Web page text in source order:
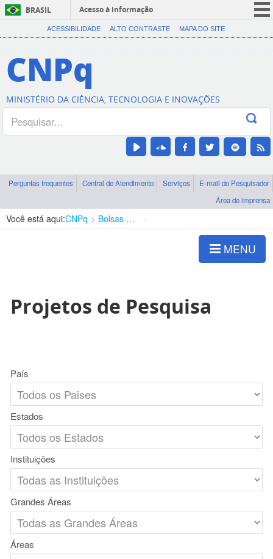
BRASIL
Acesso à informação
CORONAVÍRUS (COVID-19)
Canais
ACESSIBILIDADE ALTO CONTRASTE MAPA DO SITE
CNPq
MINISTÉRIO DA CIÊNCIA, TECNOLOGIA E INOVAÇÕES
Perguntas frequentes Central de Atendimento Serviços
E-mail do Pesquisador
Área de imprensa
Você está aqui:CNPq Bolsas e Auxílios Vigentes
MENU
Projetos de Pesquisa
País
Estados
Instituições
Grandes Áreas
Áreas